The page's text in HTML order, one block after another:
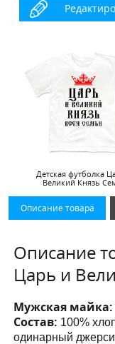
Детская футболка
Великий Князь
Описание товара
Описание
Царь и
Мужская
Состав: 100%
одинарный